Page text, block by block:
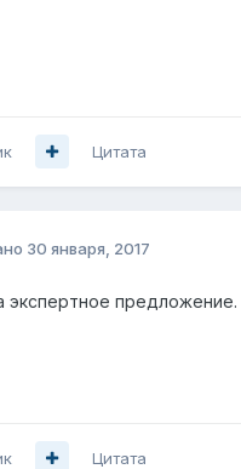
Цитата
30 января, 2017
экспертное
Цитата